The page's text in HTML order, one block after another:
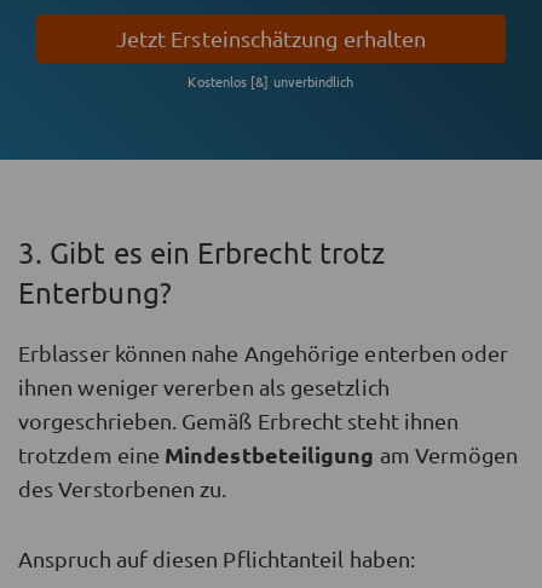
Jetzt Ersteinschätzung erhalten
Kostenlos [&] unverbindlich
3. Gibt es ein Erbrecht trotz
Enterbung?
Erblasser können nahe Angehörige enterben oder
ihnen weniger vererben als gesetzlich
vorgeschrieben. Gemäß Erbrecht steht ihnen
trotzdem eine Mindestbeteiligung am Vermögen
des Verstorbenen zu.
Anspruch auf diesen Pflichtanteil haben: